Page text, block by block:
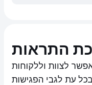
התראות
לצוות וללקוחות
עת לגבי הפגישות